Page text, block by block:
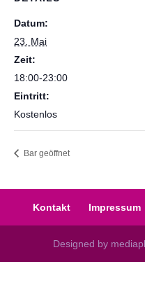
Datum:
23. Mai
Zeit:
18:00-23:00
Eintritt:
Kostenlos
Bar geöffnet
Kontakt Impressum
Designed by